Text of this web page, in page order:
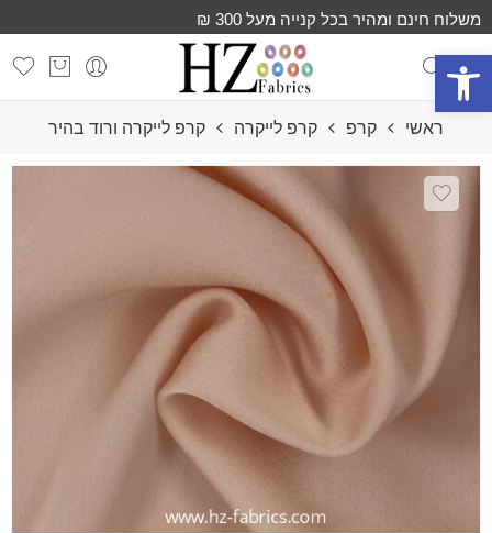
פתח סרגל נגישות
משלוח חינם ומהיר בכל קנייה מעל 300 ₪
ראשי קרפ קרפ לייקרה קרפ לייקרה ורוד בהיר